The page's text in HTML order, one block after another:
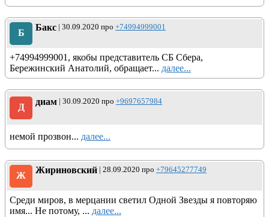
Б
Бакс | 30.09.2020 про +74994999001
+74994999001, якобы представитель СБ Сбера,
Бережинский Анатолий, обращает... далее...
Д
диам | 30.09.2020 про +9697657984
немой прозвон... далее...
Ж
Жириновский | 28.09.2020 про +79645277749
Среди миров, в мерцании светил Одной Звезды я повторяю
имя... Не потому, ... далее...